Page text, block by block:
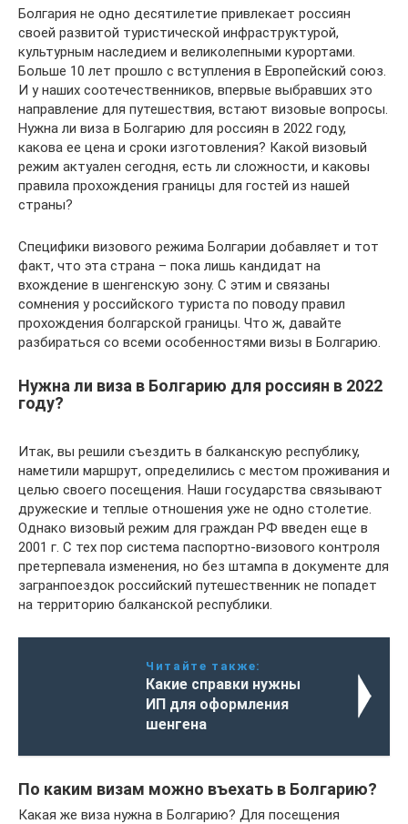
Болгария не одно десятилетие привлекает россиян
своей развитой туристической инфраструктурой,
культурным наследием и великолепными курортами.
Больше 10 лет прошло с вступления в Европейский союз.
И у наших соотечественников, впервые выбравших это
направление для путешествия, встают визовые вопросы.
Нужна ли виза в Болгарию для россиян в 2022 году,
какова ее цена и сроки изготовления? Какой визовый
режим актуален сегодня, есть ли сложности, и каковы
правила прохождения границы для гостей из нашей
страны?
Специфики визового режима Болгарии добавляет и тот
факт, что эта страна – пока лишь кандидат на
вхождение в шенгенскую зону. С этим и связаны
сомнения у российского туриста по поводу правил
прохождения болгарской границы. Что ж, давайте
разбираться со всеми особенностями визы в Болгарию.
Нужна ли виза в Болгарию для россиян в 2022
году?
Итак, вы решили съездить в балканскую республику,
наметили маршрут, определились с местом проживания и
целью своего посещения. Наши государства связывают
дружеские и теплые отношения уже не одно столетие.
Однако визовый режим для граждан РФ введен еще в
2001 г. С тех пор система паспортно-визового контроля
претерпевала изменения, но без штампа в документе для
загранпоездок российский путешественник не попадет
на территорию балканской республики.
Читайте также:
Какие справки нужны
ИП для оформления
шенгена
По каким визам можно въехать в Болгарию?
Какая же виза нужна в Болгарию? Для посещения